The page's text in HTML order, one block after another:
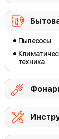
Пылесосы
техника